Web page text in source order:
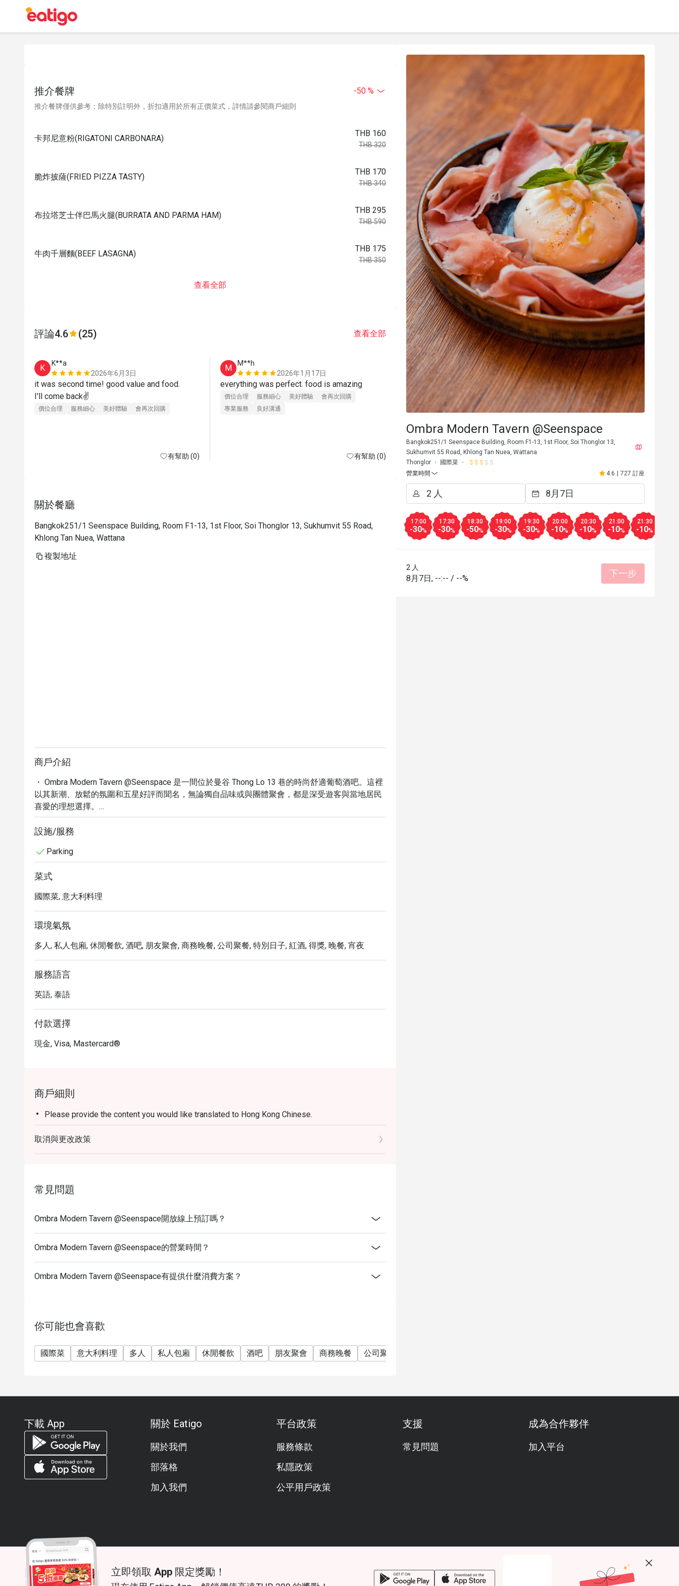
推介餐牌 -50 %
推介餐牌僅供參考；除特別註明外，折扣適用於所有正價菜式，詳情請參閱商戶細則
卡邦尼意粉(RIGATONI CARBONARA)
THB 160
THB 320
脆炸披薩(FRIED PIZZA TASTY)
THB 170
THB 340
布拉塔芝士伴巴馬火腿(BURRATA AND PARMA HAM)
THB 295
THB 590
牛肉千層麵(BEEF LASAGNA)
THB 175
THB 350
查看全部
評論4.6 (25) 查看全部
K
K**a
2026年6月3日
it was second time! good value and food.
I'll come back✌️
價位合理 服務細心 美好體驗 會再次回購
有幫助 (0)
M
M**h
2026年1月17日
everything was perfect. food is amazing
價位合理 服務細心 美好體驗
會再次回購
專業服務
良好溝通
有幫助 (0)
H
h********s
2025年7月24日
ดีมาก🍷
價位合理 服務細心 美好體驗
會再次回購
專業服務
良好溝通
H
h********s
ไวน์ดี อาหารอร่อย บริก
價位合理
專業服務
良好溝通
關於餐廳
Bangkok251/1 Seenspace Building, Room F1-13, 1st Floor, Soi Thonglor 13, Sukhumvit 55 Road,
Khlong Tan Nuea, Wattana
複製地址
商戶介紹
・ Ombra Modern Tavern @Seenspace 是一間位於曼谷 Thong Lo 13 巷的時尚舒適葡萄酒吧。這裡
以其新潮、放鬆的氛圍和五星好評而聞名，無論獨自品味或與團體聚會，都是深受遊客與當地居民
喜愛的理想選擇。
・ 除了豐富的葡萄酒、烈酒及特色雞尾酒，Ombra 更提供一系列精緻吧台餐點，包括義式風味的美
味羊肉與經典提拉米蘇，搭配專業侍酒師的推薦，為您帶來極致的美食與美酒體驗。在便利的黃金
・ 立即透過 Eatigo 預訂 Ombra Modern Tavern，獨享限時最高五折優惠，讓您在品味精選美酒與義
設施/服務
Parking
菜式
國際菜, 意大利料理
環境氣氛
多人, 私人包廂, 休閒餐飲, 酒吧, 朋友聚會, 商務晚餐, 公司聚餐, 特別日子, 紅酒, 得獎, 晚餐, 宵夜
服務語言
英語, 泰語
付款選擇
現金, Visa, Mastercard®
商戶細則
Please provide the content you would like translated to Hong Kong Chinese.
取消與更改政策
常見問題
Ombra Modern Tavern @Seenspace開放線上預訂嗎？
Ombra Modern Tavern @Seenspace的營業時間？
Ombra Modern Tavern @Seenspace有提供什麼消費方案？
你可能也會喜歡
國際菜 意大利料理 多人 私人包廂 休閒餐飲 酒吧 朋友聚會 商務晚餐 公司聚餐
Ombra Modern Tavern @Seenspace
Bangkok251/1 Seenspace Building, Room F1-13, 1st Floor, Soi Thonglor 13,
Sukhumvit 55 Road, Khlong Tan Nuea, Wattana
Thonglor
國際菜
營業時間
4.6 727 訂座
17:00
-30%
17:30
-30%
18:30
-50%
19:00
-30%
19:30
-30%
20:00
-10%
20:30
-10%
21:00
-10%
21:30
-10%
2 人
8月7日, --:-- / --% 下一步
下載 App 關於 Eatigo
關於我們
部落格
加入我們
平台政策
服務條款
私隱政策
公平用戶政策
支援
常見問題
成為合作夥伴
加入平台
© 2026 Zoek. All rights reserved.
立即領取 App 限定獎勵！